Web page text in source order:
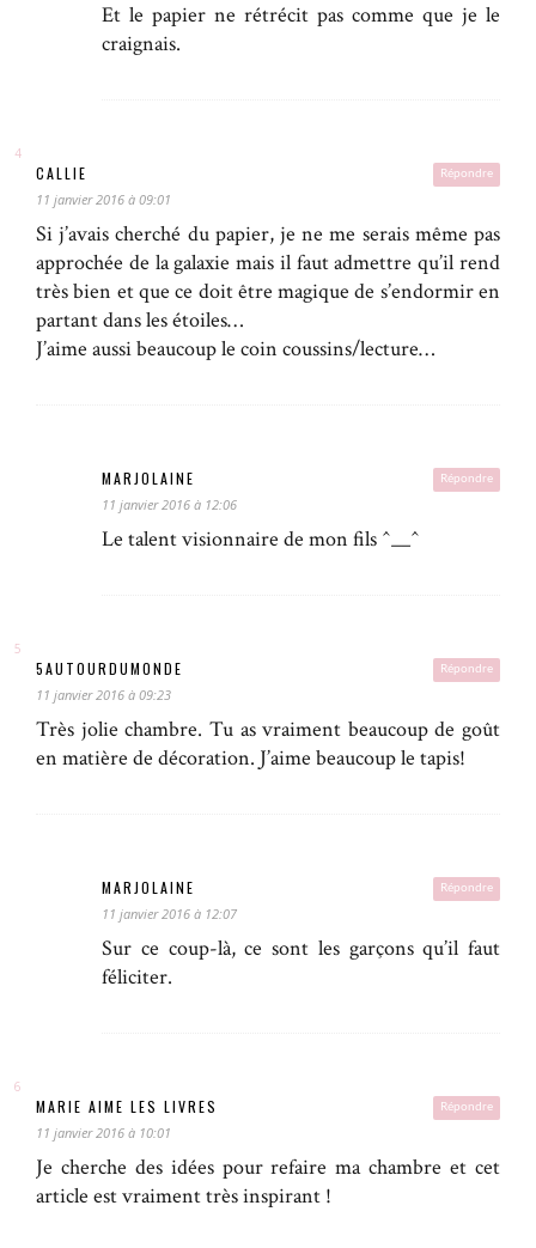
Et le papier ne rétrécit pas comme que je le
craignais.
Répondre
CALLIE
11 janvier 2016 à 09:01
Si j’avais cherché du papier, je ne me serais même pas
approchée de la galaxie mais il faut admettre qu’il rend
très bien et que ce doit être magique de s’endormir en
partant dans les étoiles…
J’aime aussi beaucoup le coin coussins/lecture…
Répondre
MARJOLAINE
11 janvier 2016 à 12:06
Le talent visionnaire de mon fils ^__^
Répondre
5AUTOURDUMONDE
11 janvier 2016 à 09:23
Très jolie chambre. Tu as vraiment beaucoup de goût
en matière de décoration. J’aime beaucoup le tapis!
Répondre
MARJOLAINE
11 janvier 2016 à 12:07
Sur ce coup-là, ce sont les garçons qu’il faut
féliciter.
Répondre
MARIE AIME LES LIVRES
11 janvier 2016 à 10:01
Je cherche des idées pour refaire ma chambre et cet
article est vraiment très inspirant !